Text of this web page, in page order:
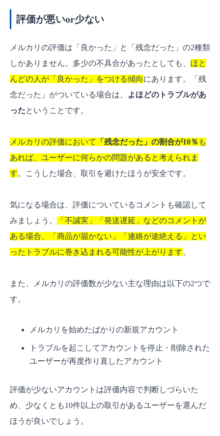
評価が悪いor少ない
メルカリの評価は「良かった」と「残念だった」の2種類
しかありません。多少の不具合があったとしても、 ほと
んどの人が「良かった」をつける傾向にあります。「残
念だった」がついている場合は、
よほどのトラブルがあ
ったということです。
メルカリの評価において 「残念だった」の割合が10％ も
あれば、ユーザーに何らかの問題があると考えられま
す。こうした場合、取引を避けたほうが安全です。
気になる場合は、評価についているコメントも確認して
みましょう。
「不誠実」「発送遅延」などのコメントが
ある場合、「商品が届かない」「連絡が途絶える」とい
ったトラブルに巻き込まれる可能性が上がります。
また、メルカリの評価数が少ない主な理由は以下の2つで
す。
メルカリを始めたばかりの新規アカウント
トラブルを起こしてアカウントを停止・削除された
ユーザーが再度作り直したアカウント
評価が少ないアカウントは評価内容で判断しづらいた
め、少なくとも10件以上の取引があるユーザーを選んだ
ほうが良いでしょう。